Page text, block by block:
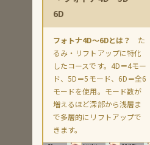
6D
フォトナ4D〜6Dとは？
た
るみ・リフトアップに特化
したコースです。4D＝4モー
ド、5D＝5モード、6D＝全6
モードを使用。モード数が
増えるほど深部から浅層ま
で多層的にリフトアップで
きます。